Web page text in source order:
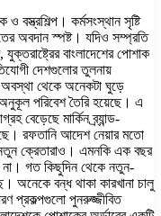
বস্ত্রশিল্প। কর্মসংস্থান সৃষ্টি
অবদান স্পষ্ট। যদিও সম্প্রতি
বাংলাদেশের পোশাক
দেশগুলোর তুলনায়
অবস্থা থেকে অনেকটা ঘুড়ে
পরিবেশ তৈরি হয়েছে। এ
বেড়েছে মার্কিন ব্র্যান্ড-
রফতানি আদেশ নেয়ার মতো
ক্রেতারাও। এমনকি এক বছর
না। গত কিছুদিন থেকে নতুন-
অনেকে বন্ধ থাকা কারখানা চালু
প্রকল্পগুলো পুনরুজ্জীবিত